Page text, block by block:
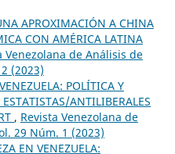
APROXIMACIÓN A CHINA
CON AMÉRICA LATINA
Venezolana de Análisis de
(2023)
POLÍTICA Y
ANTILIBERALES
, Revista Venezolana de
29 Núm. 1 (2023)
EN VENEZUELA: